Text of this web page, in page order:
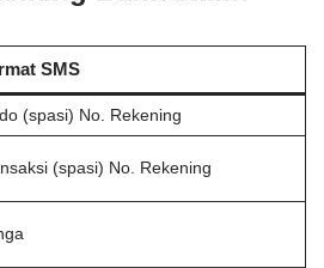
SMS
(spasi) No. Rekening
(spasi) No. Rekening